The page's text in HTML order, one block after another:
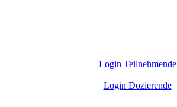
Login Teilnehmende
Login Dozierende